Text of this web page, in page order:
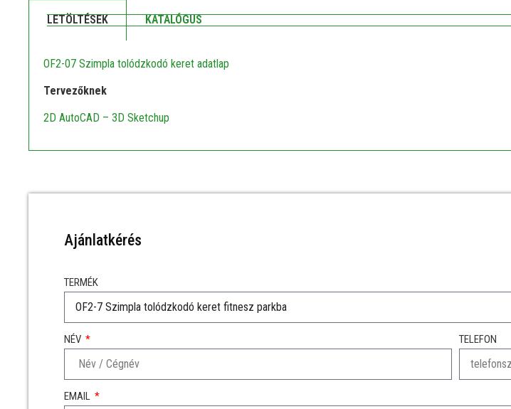
LETÖLTÉSEK KATALÓGUS
OF2-07 Szimpla tolódzkodó keret adatlap
Tervezőknek
2D AutoCAD – 3D Sketchup
Ajánlatkérés
TERMÉK
NÉV TELEFON
EMAIL